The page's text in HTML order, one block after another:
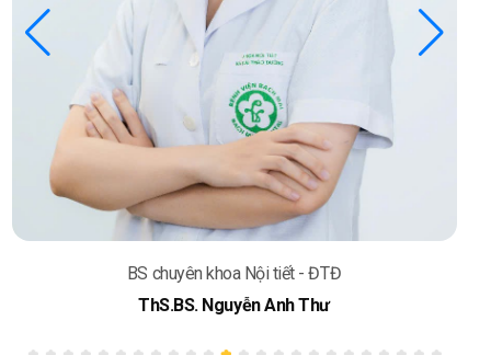
BS chuyên khoa Nội tiết - ĐTĐ
ThS.BS. Nguyễn Anh Thư